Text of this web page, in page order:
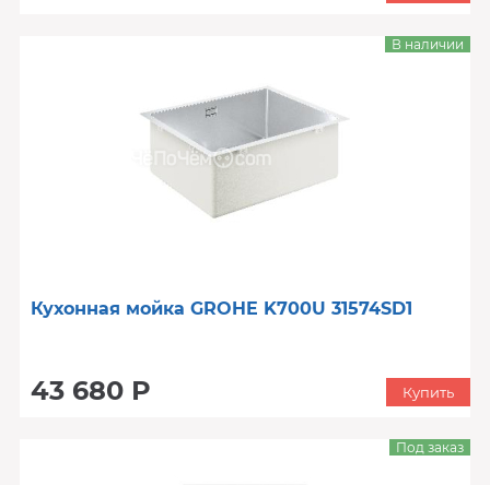
Кухонная мойка GROHE K700U 31574SD1
43 680 Р
В наличии
Купить
Под заказ